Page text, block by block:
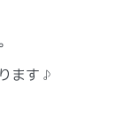
ます♪